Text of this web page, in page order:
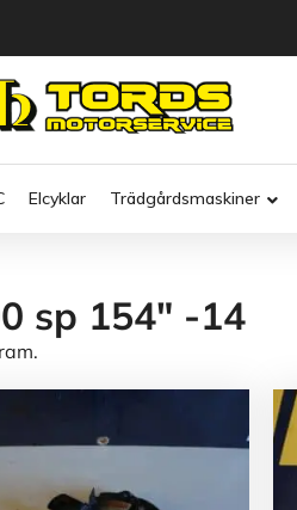
Elcyklar Trädgårdsmaskiner
sp 154" -14